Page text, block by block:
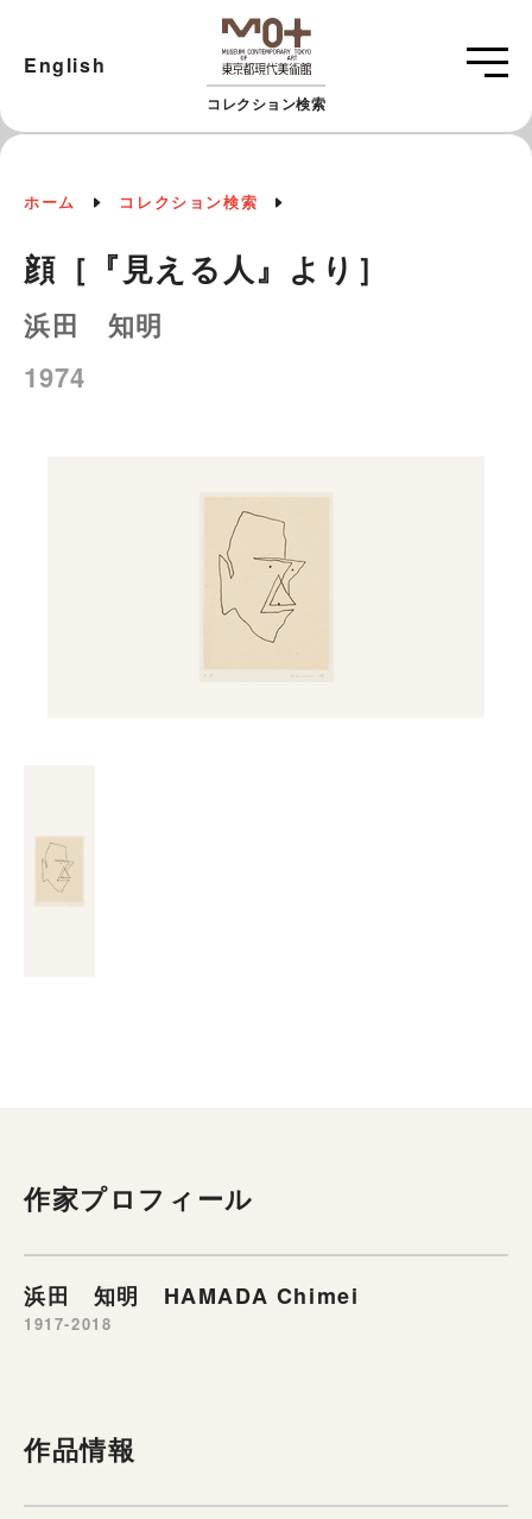
コレクション検索
English
ホーム コレクション検索
顔［『見える人』より］
浜田 知明
1974
作家プロフィール
浜田 知明 HAMADA Chimei
1917-2018
作品情報